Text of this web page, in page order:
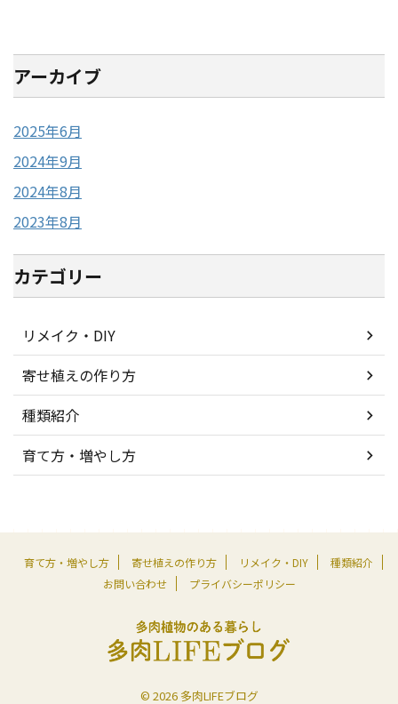
アーカイブ
2025年6月
2024年9月
2024年8月
2023年8月
カテゴリー
リメイク・DIY
寄せ植えの作り方
種類紹介
育て方・増やし方
育て方・増やし方 寄せ植えの作り方 リメイク・DIY
種類紹介
お問い合わせ
プライバシーポリシー
© 2026 多肉LIFEブログ